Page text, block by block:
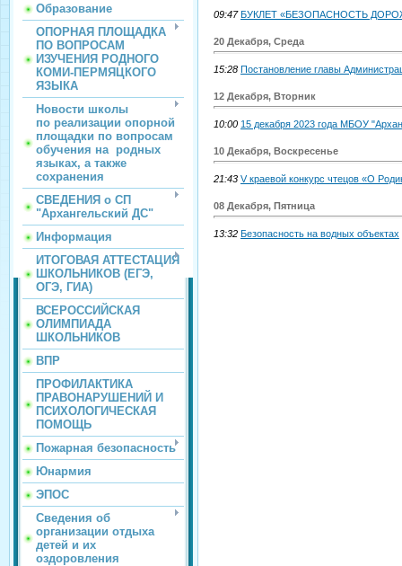
Образование
ОПОРНАЯ ПЛОЩАДКА
ПО ВОПРОСАМ
ИЗУЧЕНИЯ РОДНОГО
КОМИ-ПЕРМЯЦКОГО
ЯЗЫКА
Новости школы
по реализации опорной
площадки по вопросам
обучения на родных
языках, а также
сохранения
СВЕДЕНИЯ о СП
"Архангельский ДС"
Информация
ИТОГОВАЯ АТТЕСТАЦИЯ
ШКОЛЬНИКОВ (ЕГЭ,
ОГЭ, ГИА)
ВСЕРОССИЙСКАЯ
ОЛИМПИАДА
ШКОЛЬНИКОВ
ВПР
ПРОФИЛАКТИКА
ПРАВОНАРУШЕНИЙ И
ПСИХОЛОГИЧЕСКАЯ
ПОМОЩЬ
Пожарная безопасность
Юнармия
ЭПОС
Сведения об
организации отдыха
детей и их
оздоровления
09:47 БУКЛЕТ «БЕЗОПАСНОСТЬ
20 Декабря, Среда
15:28 Постановление главы
12 Декабря, Вторник
10:00 15 декабря 2023 года МБОУ
10 Декабря, Воскресенье
21:43 V краевой конкурс чтецов «О
08 Декабря, Пятница
13:32 Безопасность на водных объектах